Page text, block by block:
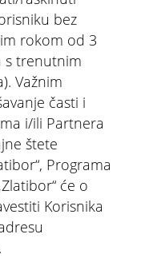
bez
rokom od 3
s trenutnim
Važnim
časti i
i/ili Partnera
štete
Programa
će o
Korisnika